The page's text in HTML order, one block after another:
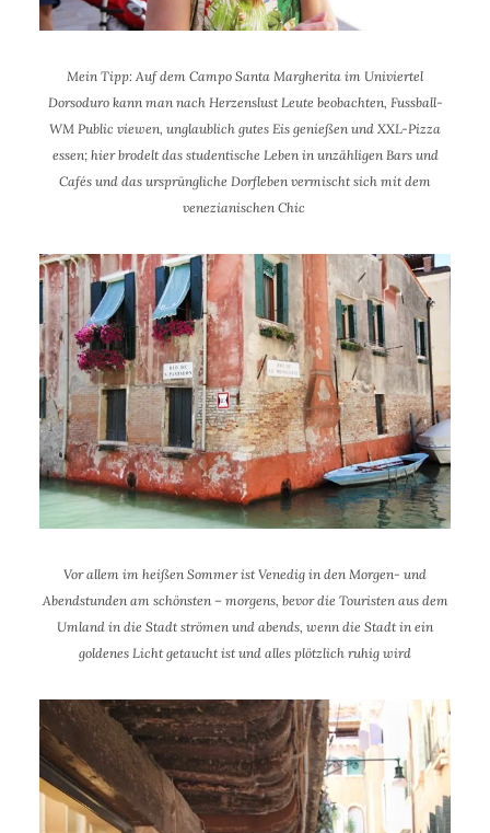
Mein Tipp: Auf dem Campo Santa Margherita im Univiertel
Dorsodurokann man nach Herzenslust Leute beobachten, Fussball-
WM Public viewen, unglaublich gutes Eis genießen und XXL-Pizza
essen; hier brodelt das studentische Leben in unzähligen Bars und
Cafés und das ursprüngliche Dorfleben vermischt sich mit dem
venezianischen Chic
Vor allem im heißen Sommer ist Venedig in den Morgen- und
Abendstunden am schönsten – morgens, bevor die Touristen aus dem
Umland in die Stadt strömen und abends, wenn die Stadt in ein
goldenes Licht getaucht ist und alles plötzlich ruhig wird